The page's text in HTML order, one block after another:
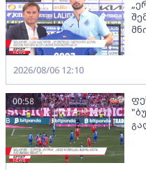
2026/08/06 12:10
00:58